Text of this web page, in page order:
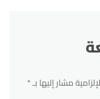
مشار إليها بـ*